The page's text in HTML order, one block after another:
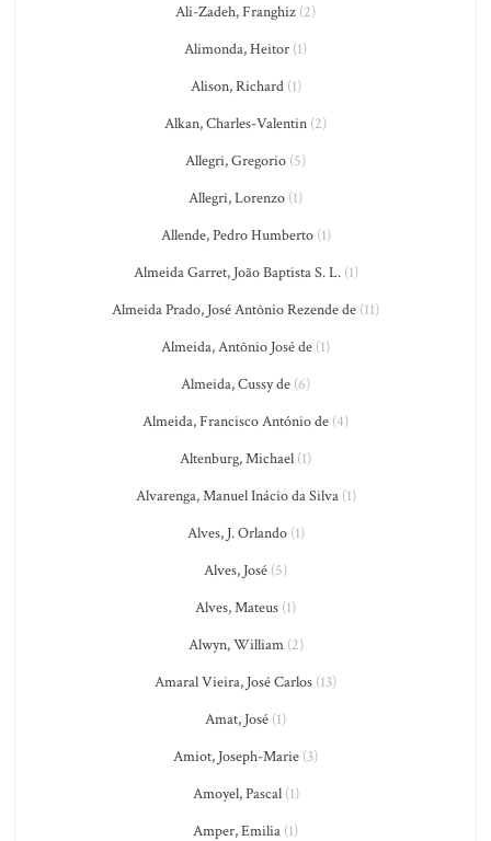
Ali-Zadeh, Franghiz (2)
Alimonda, Heitor (1)
Alison, Richard(1)
Alkan, Charles-Valentin (2)
Allegri, Gregorio (5)
Allegri, Lorenzo (1)
Allende, Pedro Humberto(1)
Almeida Garret, João Baptista S. L.(1)
Almeida Prado, José Antônio Rezende de (11)
Almeida, Antônio José de (1)
Almeida, Cussy de (6)
Almeida, Francisco António de (4)
Altenburg, Michael (1)
Alvarenga, Manuel Inácio da Silva(1)
Alves, J. Orlando(1)
Alves, José (5)
Alves, Mateus (1)
Alwyn, William(2)
Amaral Vieira, José Carlos (13)
Amat, José (1)
Amiot, Joseph-Marie (3)
Amoyel, Pascal(1)
Amper, Emilia (1)